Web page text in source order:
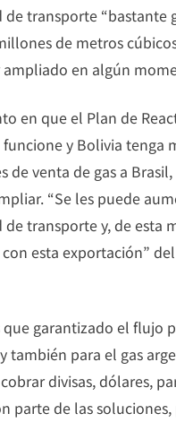
de transporte “bastante
de metros
ampliado en algún
en que el Plan de
y Bolivia tenga
de venta de gas a
“Se les puede
de transporte y, de esta
esta exportación”
que garantizado el flujo
también para el gas
divisas, dólares,
parte de las